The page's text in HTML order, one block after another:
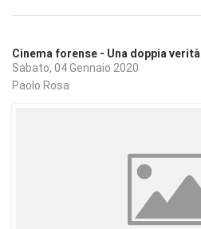
Cinema forense - Una doppia verità
Sabato, 04 Gennaio 2020
Paolo Rosa